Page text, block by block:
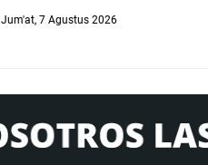
Jum'at, 7 Agustus 2026